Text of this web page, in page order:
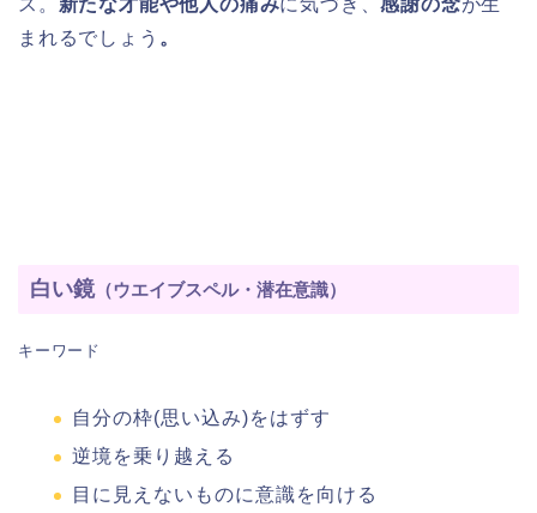
ス。 新たな才能や他人の痛みに気づき、感謝の念が生
まれるでしょう 。
白い鏡（ウエイブスペル・潜在意識）
キーワード
自分の枠(思い込み)をはずす
逆境を乗り越える
目に見えないものに意識を向ける